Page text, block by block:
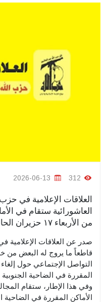
العلاقات الإعلامية في
العاشورائية ستقام في
من الأربعاء ١٧ حزيران الحالي/جريدة الأيام الإلكترونية
صدر عن العلاقات الإعلامية
قاطعاً ما يروج له البعض من
التواصل الإجتماعي حول
المقررة في الضاحية
وفي هذا الإطار، ستقام
الأماكن المقررة في الضاحية